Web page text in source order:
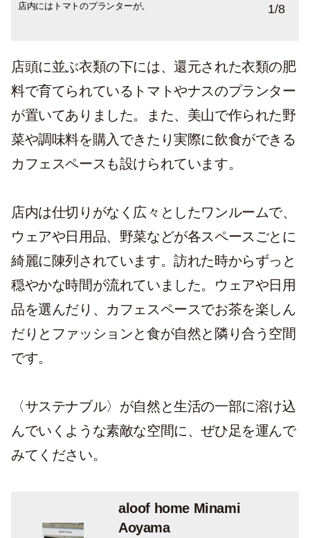
店内にはトマトのプランターが。
美山で育った野菜を購入することが出来ま
ブリトーやスムージー等を頼むことができ
美山で育った野菜で作られたブリトー。
美山で育った野菜で作られたスムージー。
メニューは壁に掛けられていました！
美山の調味料なども販売しています。 1/8
店頭に並ぶ衣類の下には、還元された衣類の肥
料で育てられているトマトやナスのプランター
が置いてありました。また、美山で作られた野
菜や調味料を購入できたり実際に飲食ができる
カフェスペースも設けられています。
店内は仕切りがなく広々としたワンルームで、
ウェアや日用品、野菜などが各スペースごとに
綺麗に陳列されています。訪れた時からずっと
穏やかな時間が流れていました。ウェアや日用
品を選んだり、カフェスペースでお茶を楽しん
だりとファッションと食が自然と隣り合う空間
です。
〈サステナブル〉が自然と生活の一部に溶け込
んでいくような素敵な空間に、ぜひ足を運んで
みてください。
aloof home Minami
Aoyama